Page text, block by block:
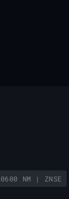
NM | ZNSE